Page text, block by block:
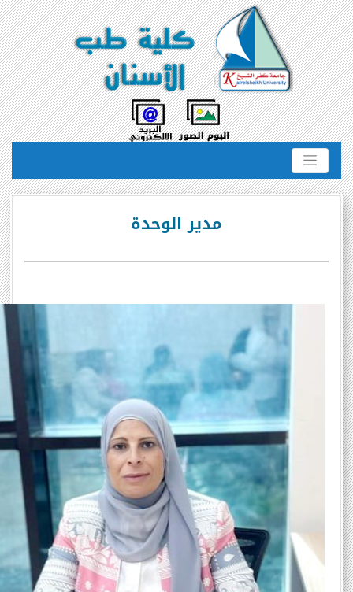
مدير الوحدة